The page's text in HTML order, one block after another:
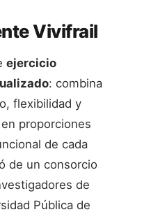
Vivifrail
ejercicio
: combina
flexibilidad y
proporciones
de cada
de un consorcio
de
Pública de